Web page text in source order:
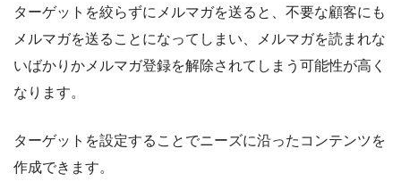
ターゲットを絞らずにメルマガを送ると、不要な顧客にも
メルマガを送ることになってしまい、メルマガを読まれな
いばかりかメルマガ登録を解除されてしまう可能性が高く
なります。
ターゲットを設定することでニーズに沿ったコンテンツを
作成できます。